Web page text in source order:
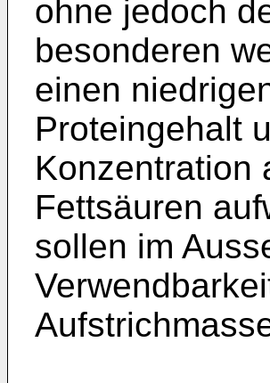
ohne jedoch
besonderen
einen
Proteingehalt
Konzentration
Fettsäuren
sollen im